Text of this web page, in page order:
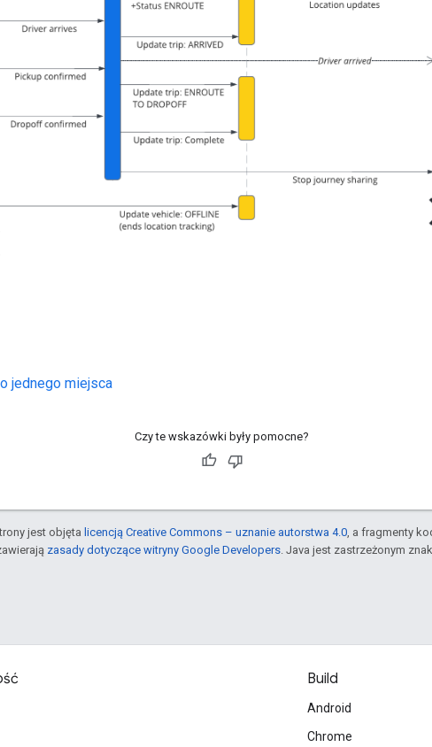
jednego miejsca
Czy te wskazówki były pomocne?
jest objęta licencją Creative Commons – uznanie autorstwa 4.0 , a fragmenty
zasady dotyczące witryny Google Developers . Java jest zastrzeżonym
Build
Android
Chrome